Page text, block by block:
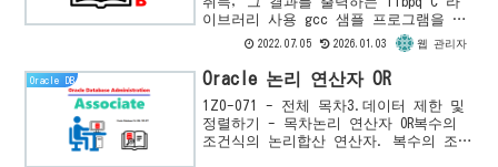
이브러리 사용 gcc 샘플 프로그램을 작
성하는 방법을 소개합니다.전제 조
건"Linux7 CentOS7에서 PostgreSQL
1...
2022.07.05 2026.01.03 웹 관리자
Oracle DB Oracle 논리 연산자 OR
1Z0-071 - 전체 목차3.데이터 제한 및
정렬하기 - 목차논리 연산자 OR복수의
조건식의 논리합산 연산자. 복수의 조건